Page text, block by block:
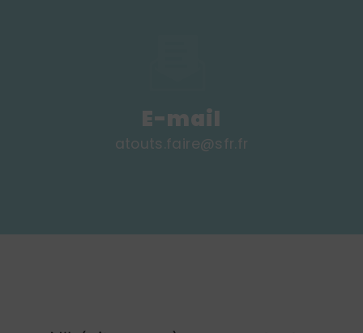
E-mail
atouts.faire@sfr.fr